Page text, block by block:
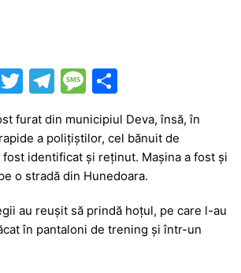
T
itt
er
T
e
gr
a
m
M
e
s
s
a
g
e
ta
je
a
z
ă
furat din municipiul Deva, însă, în
a polițiștilor, cel bănuit de
identificat și reținut. Mașina a fost și
o stradă din Hunedoara.
au reușit să prindă hoțul, pe care l-au
în pantaloni de trening și într-un